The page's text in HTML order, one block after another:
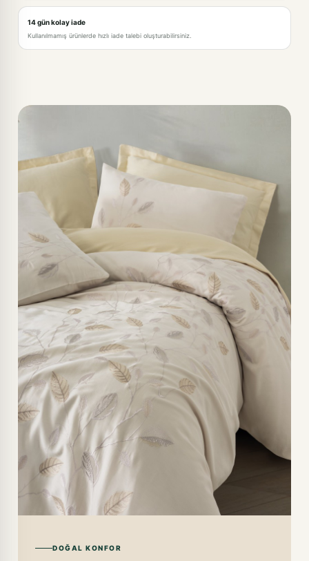
14 gün kolay iade
Kullanılmamış ürünlerde hızlı iade talebi oluşturabilirsiniz.
DOĞAL KONFOR